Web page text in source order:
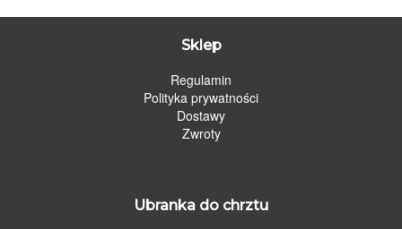
Sklep
Regulamin
Polityka prywatności
Dostawy
Zwroty
Ubranka do chrztu